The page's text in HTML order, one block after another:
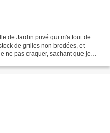
de Jardin privé qui m'a tout de
de grilles non brodées, et
ne pas craquer, sachant que je